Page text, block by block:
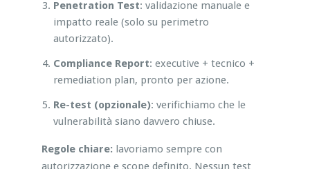
Penetration Test: validazione manuale e
impatto reale (solo su perimetro
autorizzato).
Compliance Report: executive + tecnico +
remediation plan, pronto per azione.
Re-test (opzionale): verifichiamo che le
vulnerabilità siano davvero chiuse.
Regole chiare: lavoriamo sempre con
autorizzazione e scope definito. Nessun test